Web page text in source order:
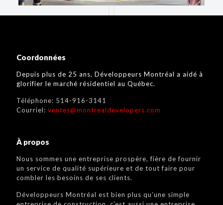
Coordonnées
Depuis plus de 25 ans, Développeurs Montréal a aidé à
glorifier le marché résidentiel au Québec.
Téléphone: 514-916-3141
Courriel: ventes@montrealdevelopers.com
À propos
Nous sommes une entreprise prospère, fière de fournir
un service de qualité supérieure et de tout faire pour
combler les besoins de ses clients.
Développeurs Montréal est bien plus qu’une simple